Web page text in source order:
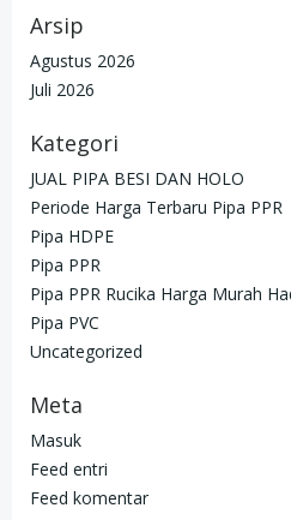
Arsip
Agustus 2026
Juli 2026
Kategori
JUAL PIPA BESI DAN HOLO
Periode Harga Terbaru Pipa PPR
Pipa HDPE
Pipa PPR
Pipa PPR Rucika Harga Murah
Pipa PVC
Uncategorized
Meta
Masuk
Feed entri
Feed komentar